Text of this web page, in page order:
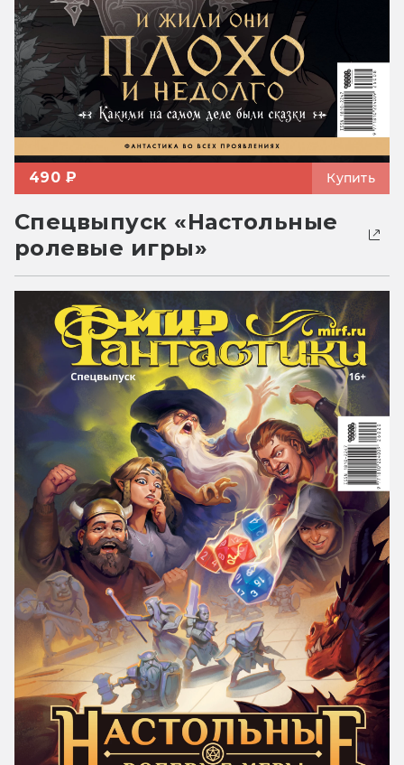
490 ₽ Купить
Спецвыпуск «Настольные
ролевые игры»